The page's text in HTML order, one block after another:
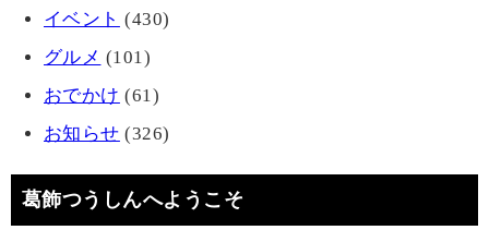
イベント (430)
グルメ (101)
おでかけ (61)
お知らせ (326)
葛飾つうしんへようこそ